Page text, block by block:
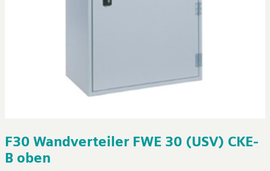
F30 Wandverteiler FWE 30 (USV) CKE-
B oben